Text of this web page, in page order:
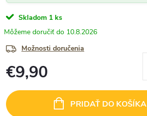
Skladom 1 ks
10.8.2026
Možnosti doručenia
€9,90
cena:
PRIDAŤ DO KOŠÍKA